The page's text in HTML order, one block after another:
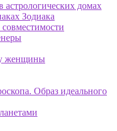
домах
Зодиака
у женщины
Образ идеального